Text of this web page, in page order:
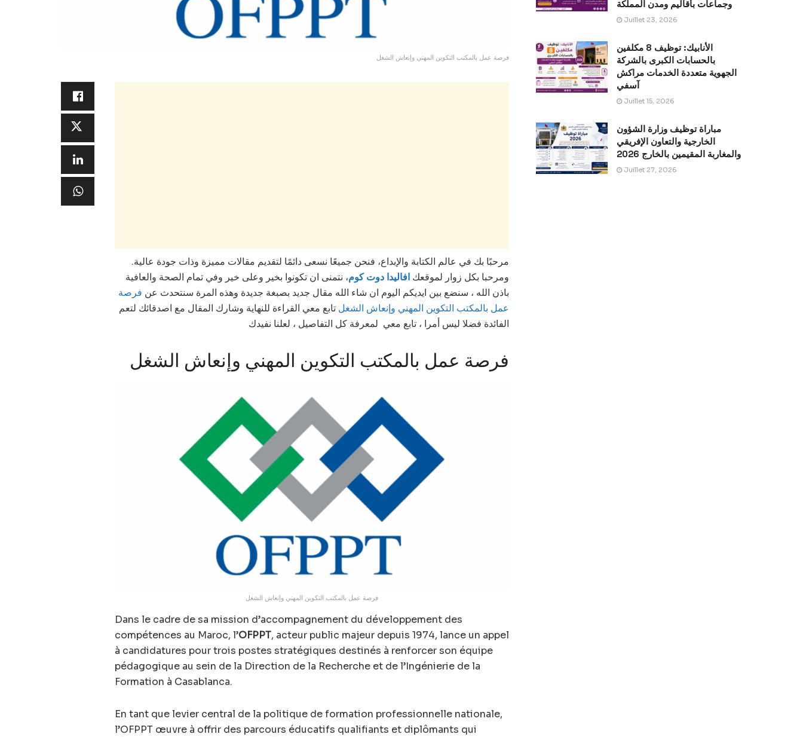
فرصة عمل بالمكتب التكوين المهني وإنعاش الشغل
مرحبًا بك في عالم الكتابة والإبداع، فنحن جميعًا نسعى دائمًا لتقديم مقالات مميزة وذات جودة عالية.
ومرحبا بكل زوار لموقعك افاليدا دوت كوم، نتمنى ان تكونوا بخير وعلى خير وفي تمام الصحة والعافية
باذن الله ، سنضع بين ايديكم اليوم ان شاء الله مقال جديد بصبغة جديدة وهذه المرة سنتحدث عن فرصة
عمل بالمكتب التكوين المهني وإنعاش الشغل تابع معي القراءة للنهاية وشارك المقال مع اصدقائك لتعم
الفائدة فضلا ليس أمرا ، تابع معي لمعرفة كل التفاصيل ، لعلنا نفيدك
فرصة عمل بالمكتب التكوين المهني وإنعاش الشغل
فرصة عمل بالمكتب التكوين المهني وإنعاش الشغل
Dans le cadre de sa mission d’accompagnement du développement des
compétences au Maroc, l’OFPPT, acteur public majeur depuis 1974, lance un appel
à candidatures pour trois postes stratégiques destinés à renforcer son équipe
pédagogique au sein de la Direction de la Recherche et de l’Ingénierie de la
Formation à Casablanca.
En tant que levier central de la politique de formation professionnelle nationale,
l’OFPPT œuvre à offrir des parcours éducatifs qualifiants et diplômants qui
وجماعات بأقاليم ومدن المملكة
Juillet 23, 2026
الأنابيك: توظيف 8 مكلفين
بالحسابات الكبرى بالشركة
الجهوية متعددة الخدمات مراكش
آسفي
Juillet 15, 2026
مباراة توظيف وزارة الشؤون
الخارجية والتعاون الإفريقي
والمغاربة المقيمين بالخارج 2026
Juillet 27, 2026